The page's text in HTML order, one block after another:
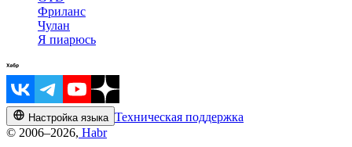
Фриланс
Чулан
Я пиарюсь
Настройка языка Техническая поддержка
© 2006–2026, Habr